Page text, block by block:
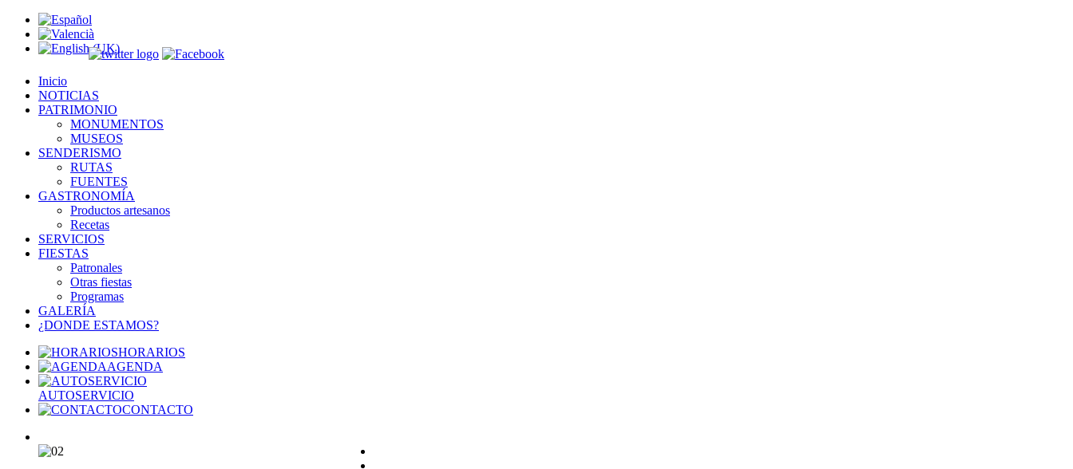
Inicio
NOTICIAS
PATRIMONIO
MONUMENTOS
MUSEOS
SENDERISMO
RUTAS
FUENTES
GASTRONOMÍA
Productos artesanos
Recetas
SERVICIOS
FIESTAS
Patronales
Otras fiestas
Programas
GALERÍA
¿DONDE ESTAMOS?
HORARIOS
AGENDA
AUTOSERVICIO
CONTACTO